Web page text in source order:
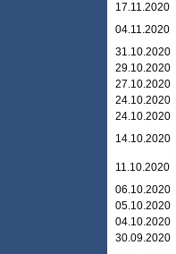
17.11.2020
04.11.2020
31.10.2020
29.10.2020
27.10.2020
24.10.2020
24.10.2020
14.10.2020
11.10.2020
06.10.2020
05.10.2020
04.10.2020
30.09.2020